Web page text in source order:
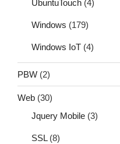
UbuntuTouch (4)
Windows (179)
Windows IoT (4)
PBW (2)
Web (30)
Jquery Mobile (3)
SSL(8)